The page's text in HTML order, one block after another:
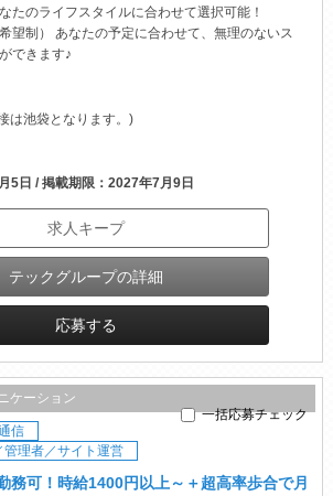
たのライフスタイルに合わせて選択可能！
望制） あなたの予定に合わせて、無理のないス
できます♪
は池袋となります。)
5日 / 掲載期限：2027年7月9日
求人キープ
テックグループの詳細
応募する
ケーション
一括応募チェック
信
管理者／サイト運営
務可！時給1400円以上～＋超高率歩合で月